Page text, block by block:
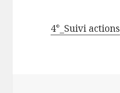
4°_Suivi actions